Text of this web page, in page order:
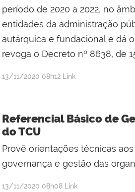
período de 2020 a 2022, no
entidades da administração
autárquica e fundacional e dá
revoga o Decreto nº 8638, de
publicado
13/11/2020 08h12 Link
Referencial Básico de
do TCU
Provê orientações técnicas
governança e gestão das
publicado
13/11/2020 08h08 Link